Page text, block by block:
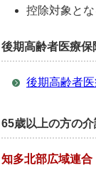
控除対象と
後期高齢者医療保
後期高齢者
65歳以上の方の
知多北部広域連